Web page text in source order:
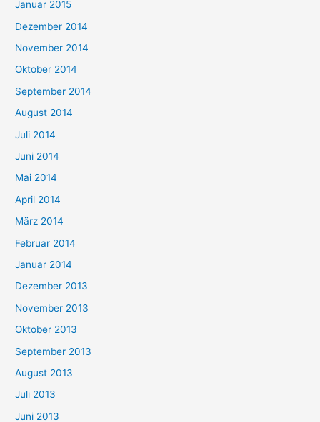
Januar 2015
Dezember 2014
November 2014
Oktober 2014
September 2014
August 2014
Juli 2014
Juni 2014
Mai 2014
April 2014
März 2014
Februar 2014
Januar 2014
Dezember 2013
November 2013
Oktober 2013
September 2013
August 2013
Juli 2013
Juni 2013